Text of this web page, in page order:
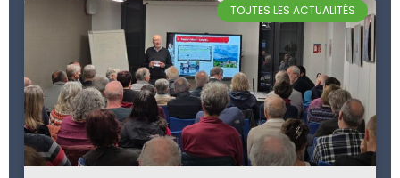
TOUTES LES ACTUALITÉS